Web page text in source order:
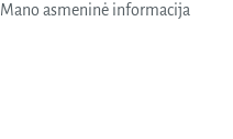
Mano asmeninė informacija